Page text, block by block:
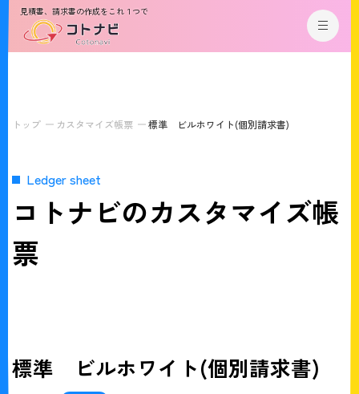
見積書、請求書の作成をこれ１つで
トップ カスタマイズ帳票 標準 ビルホワイト(個別請求書)
Ledger sheet
コトナビのカスタマイズ帳
票
標準 ビルホワイト(個別請求書)